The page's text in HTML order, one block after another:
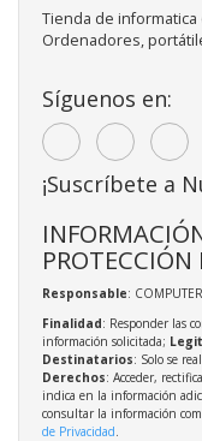
Tienda de informatica
Ordenadores,
Síguenos en:
¡Suscríbete a
Responsable: COMPUTER
Finalidad: Responder las
información solicitada;
Destinatarios: Solo se
Derechos: Acceder,
indica en la información
consultar la información
de Privacidad